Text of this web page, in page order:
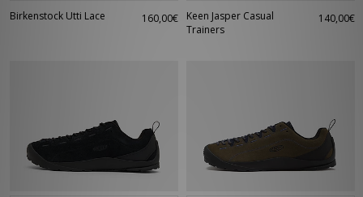
Birkenstock Utti Lace 160,00€
Keen Jasper Casual
Trainers
140,00€